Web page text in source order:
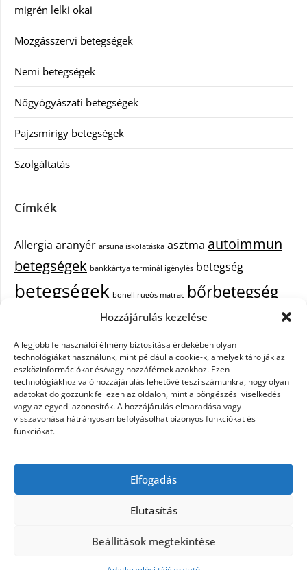
Hozzájárulás kezelése
A legjobb felhasználói élmény biztosítása érdekében olyan
technológiákat használunk, mint például a cookie-k, amelyek tárolják az
eszközinformációkat és/vagy hozzáférnek azokhoz. Ezen
technológiákhoz való hozzájárulás lehetővé teszi számunkra, hogy olyan
adatokat dolgozzunk fel ezen az oldalon, mint a böngészési viselkedés
vagy az egyedi azonosítók. A hozzájárulás elmaradása vagy
visszavonása hátrányosan befolyásolhat bizonyos funkciókat és
funkciókat.
Elfogadás
Elutasítás
Beállítások megtekintése
migrén lelki okai
Mozgásszervi betegségek
Nemi betegségek
Nőgyógyászati betegségek
Pajzsmirigy betegségek
Szolgáltatás
Címkék
Allergia aranyér arsuna iskolatáska asztma autoimmun
betegségek bankkártya terminál igénylés betegség
betegségek bonell rugós matrac bőrbetegség
bőrbetegségek cukorbetegség
debrecen iroda bérlés egészségügyi piercing epekőepilepszia
tisztítása fejfájás festőszerszám fájdalom háztartási gép
hűtőszekrény immunrendszer keringető szivattyú kazánhoz kisfiú
cipő műanyag kosár műszempilla napelem szaldó elszámolás
pajzsmirigy betegségekpajzsmirigy betegség lelki okai
yoda mester zsírégető edzés
beszerelés
WordPress Theme